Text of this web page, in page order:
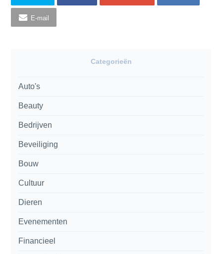
E-mail
Categorieën
Auto's
Beauty
Bedrijven
Beveiliging
Bouw
Cultuur
Dieren
Evenementen
Financieel